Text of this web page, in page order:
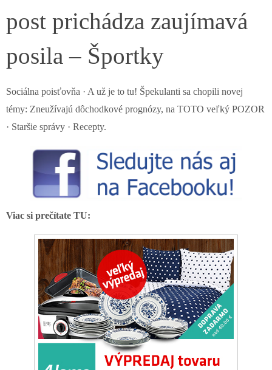
post prichádza zaujímavá
posila – Športky
Sociálna poisťovňa · A už je to tu! Špekulanti sa chopili novej
témy: Zneužívajú dôchodkové prognózy, na TOTO veľký POZOR
· Staršie správy · Recepty.
Viac si prečítate TU: